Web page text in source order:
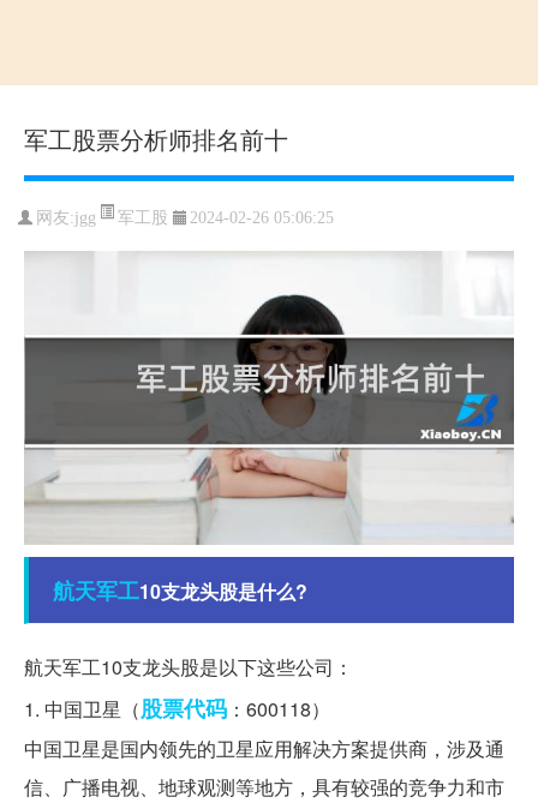
军工股票分析师排名前十
网友:jgg 军工股 2024-02-26 05:06:25
航天军工10支龙头股是什么?
航天军工10支龙头股是以下这些公司：
1. 中国卫星（股票代码 ：600118）
中国卫星是国内领先的卫星应用解决方案提供商，涉及通
信、广播电视、地球观测等地方，具有较强的竞争力和市